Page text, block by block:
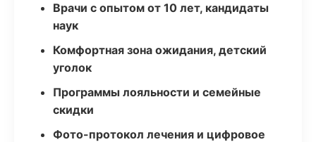
Врачи с опытом от 10 лет, кандидаты
наук
Комфортная зона ожидания, детский
уголок
Программы лояльности и семейные
скидки
Фото-протокол лечения и цифровое